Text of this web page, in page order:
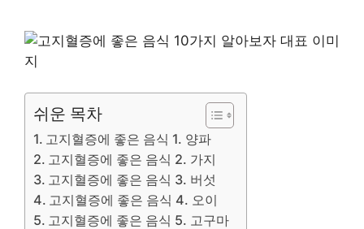
쉬운 목차
고지혈증에 좋은 음식 1. 양파
고지혈증에 좋은 음식 2. 가지
고지혈증에 좋은 음식 3. 버섯
고지혈증에 좋은 음식 4. 오이
고지혈증에 좋은 음식 5. 고구마